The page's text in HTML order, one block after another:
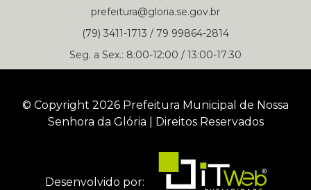
prefeitura@gloria.se.gov.br
(79) 3411-1713 / 79 99864-2814
Seg. a Sex.: 8:00-12:00 / 13:00-17:30
© Copyright 2026 Prefeitura Municipal de Nossa
Senhora da Glória | Direitos Reservados
Desenvolvido por: